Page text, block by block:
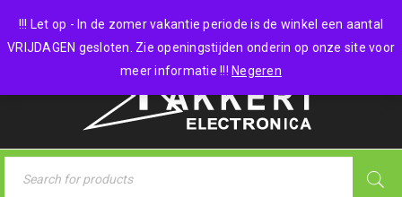
!!! Let op - In de zomer vakantie periode is de winkel een aantal
VRIJDAGEN gesloten. Zie openingstijden onderin op onze site voor
meer informatie !!! Negeren
0 items - €0,00